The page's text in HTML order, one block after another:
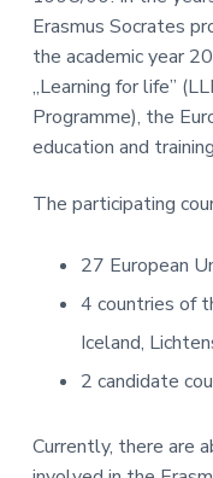
Erasmus Socrates
the academic year
„Learning for life”
Programme), the
education and
The participating
27 European
4 countries of
Iceland,
2 candidate
Currently, there are